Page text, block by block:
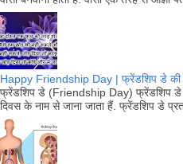
Happy Friendship Day | फ्रेंडशिप डे की
फ्रेंडशिप डे (Friendship Day) फ्रेंडशिप डे
दिवस के नाम से जाना जाता हैं. फ्रेंडशिप डे